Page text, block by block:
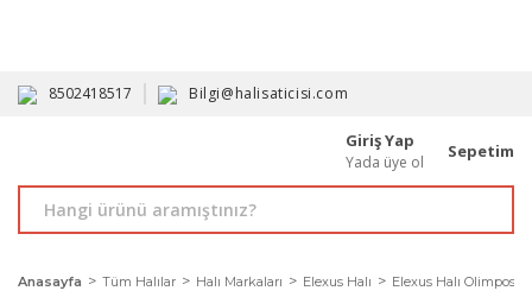
8502418517 Bilgi@halisaticisi.com
Giriş Yap
Yada üye ol
Sepetim
Anasayfa Tüm Halılar Halı Markaları Elexus Halı Elexus Halı Olimpos